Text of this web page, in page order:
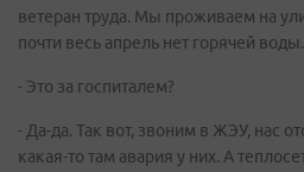
ветеран труда. Мы проживаем на
почти весь апрель нет горячей воды.
- Это за госпиталем?
- Да-да. Так вот, звоним в ЖЭУ, нас
какая-то там авария у них. А